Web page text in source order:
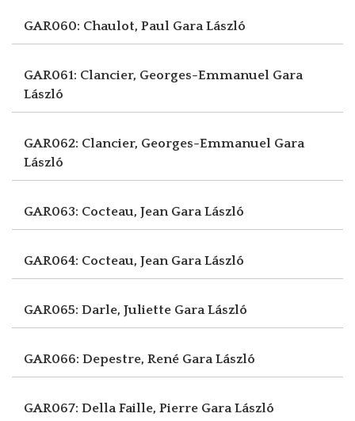
GAR060: Chaulot, Paul Gara László
GAR061: Clancier, Georges-Emmanuel Gara
László
GAR062: Clancier, Georges-Emmanuel Gara
László
GAR063: Cocteau, Jean Gara László
GAR064: Cocteau, Jean Gara László
GAR065: Darle, Juliette Gara László
GAR066: Depestre, René Gara László
GAR067: Della Faille, Pierre Gara László